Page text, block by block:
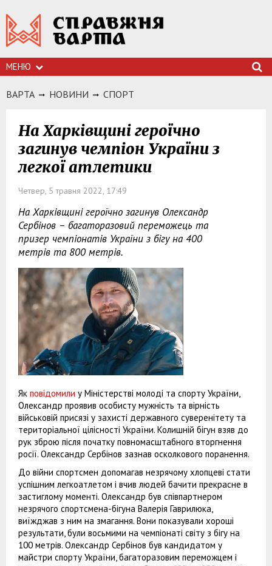
МЕНЮ
ВАРТА НОВИНИ СПОРТ
На Харківщині героїчно
загинув чемпіон України з
легкої атлетики
Четвер, 5 травня 2022, 17:49
На Харківщині героїчно загинув Олександр
Сербінов – багаторазовий переможець та
призер чемпіонатів України з бігу на 400
метрів та 800 метрів.
Як повідомили у Міністерстві молоді та спорту України,
Олександр проявив особисту мужність та вірність
військовій присязі у захисті державного суверенітету та
територіальної цілісності України. Колишній бігун взяв до
рук зброю після початку повномасштабного вторгнення
росії. Олександр Сербінов зазнав осколкового поранення.
До війни спортсмен допомагав незрячому хлопцеві стати
успішним легкоатлетом і вчив людей бачити прекрасне в
застиглому моменті. Олександр був співпартнером
незрячого спортсмена-бігуна Валерія Гаврилюка,
виїжджав з ним на змагання. Вони показували хороші
результати, були восьмими на чемпіонаті світу з бігу на
100 метрів. Олександр Сербінов був кандидатом у
майстри спорту України, багаторазовим переможцем і